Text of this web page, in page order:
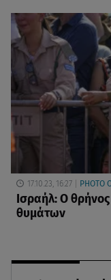
17.10.23, 16:27 PHOTO
Ισραήλ: Ο θρήνος
θυμάτων